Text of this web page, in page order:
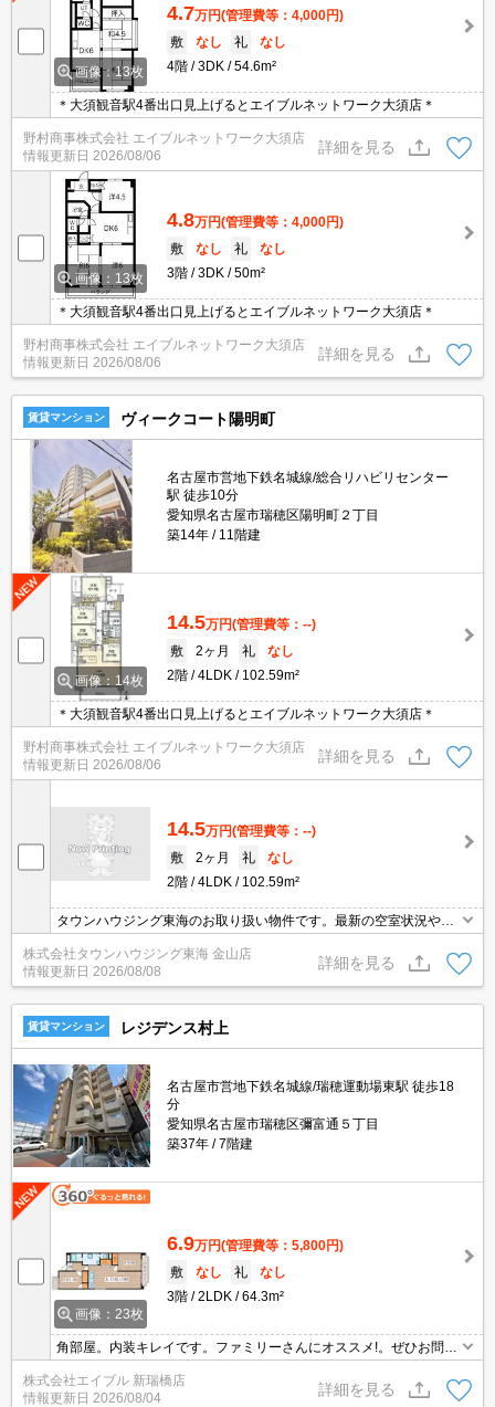
画像：13枚
4.7万円(管理費等：4,000円)
敷
なし 礼
なし
4階
3DK 54.6m²
＊大須観音駅4番出口見上げるとエイブルネットワーク大須店＊
野村商事株式会社 エイブルネットワーク大須店
情報更新日 2026/08/06
詳細を見る
画像：13枚
4.8万円(管理費等：4,000円)
敷
なし 礼
なし
3階
3DK 50m²
＊大須観音駅4番出口見上げるとエイブルネットワーク大須店＊
野村商事株式会社 エイブルネットワーク大須店
情報更新日 2026/08/06
詳細を見る
賃貸マンション ヴィークコート陽明町
名古屋市営地下鉄名城線/総合リハビリセンター
駅 徒歩10分
愛知県名古屋市瑞穂区陽明町２丁目
築14年
11階建
画像：14枚
14.5万円(管理費等：--)
敷
2ヶ月 礼
なし
2階
4LDK 102.59m²
＊大須観音駅4番出口見上げるとエイブルネットワーク大須店＊
野村商事株式会社 エイブルネットワーク大須店
情報更新日 2026/08/06
詳細を見る
14.5万円(管理費等：--)
敷
2ヶ月 礼
なし
2階
4LDK 102.59m²
タウンハウジング東海のお取り扱い物件です。最新の空室状況やの
詳細などお気軽にお問い合わせ下さい。
株式会社タウンハウジング東海 金山店
情報更新日 2026/08/08
詳細を見る
賃貸マンション レジデンス村上
名古屋市営地下鉄名城線/瑞穂運動場東駅 徒歩18
分
愛知県名古屋市瑞穂区彌富通５丁目
築37年
7階建
画像：23枚
6.9万円(管理費等：5,800円)
敷
なし 礼
なし
3階
2LDK 64.3m²
角部屋。内装キレイです。ファミリーさんにオススメ!。ぜひお問合
用。
株式会社エイブル 新瑞橋店
情報更新日 2026/08/04
詳細を見る